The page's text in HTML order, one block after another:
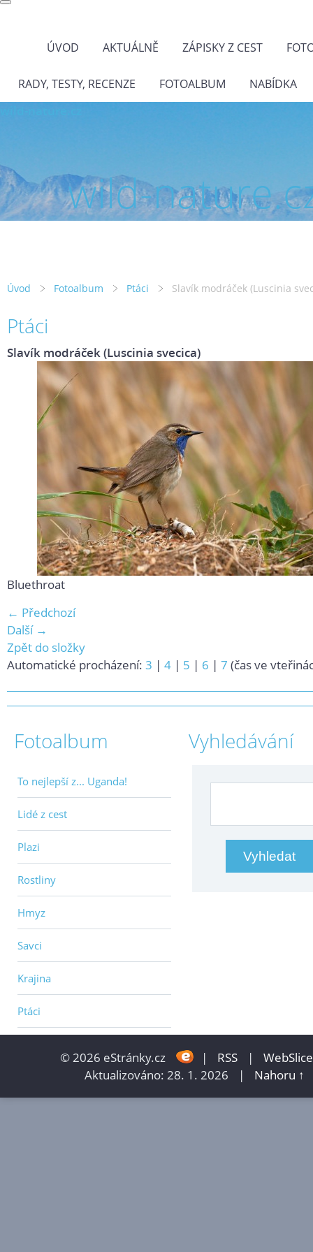
ÚVOD AKTUÁLNĚ ZÁPISKY Z CEST
RADY, TESTY, RECENZE FOTOALBUM NABÍDKA
wild-
Úvod Fotoalbum Ptáci Slavík modráček (Luscinia
Ptáci
Slavík modráček (Luscinia svecica)
Bluethroat
← Předchozí
Další →
Zpět do složky
Automatické procházení: 3 | 4 | 5 | 6 | 7 (čas ve
Fotoalbum
To nejlepší z... Uganda!
Lidé z cest
Plazi
Rostliny
Hmyz
Savci
Krajina
Ptáci
Vyhledávání
© 2026 eStránky.cz | RSS |
WebSlice
Aktualizováno: 28. 1. 2026
| Nahoru ↑